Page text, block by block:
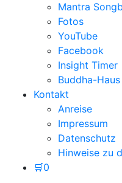
Mantra
Fotos
YouTube
Facebook
Insight Timer
Buddha-
Kontakt
Anreise
Impressum
Datenschutz
Hinweise zu
🛒0